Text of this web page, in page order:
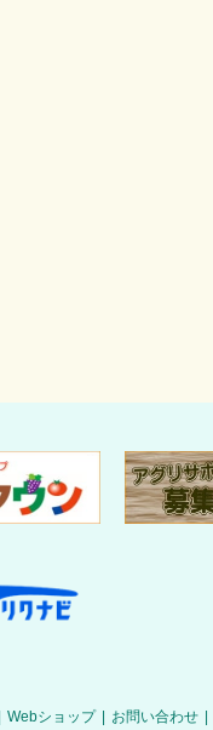
Webショップ お問い合わせ